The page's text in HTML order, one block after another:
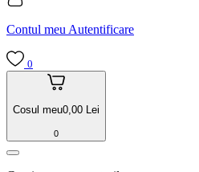
Contul meu Autentificare
0
Cosul meu0,00 Lei
0